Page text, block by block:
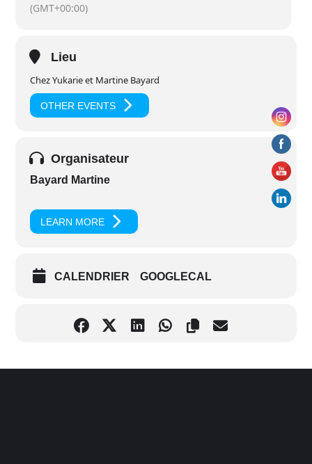
(GMT+00:00)
Lieu
Chez Yukarie et Martine Bayard
OTHER EVENTS
Organisateur
Bayard Martine
LEARN MORE
CALENDRIER GOOGLECAL